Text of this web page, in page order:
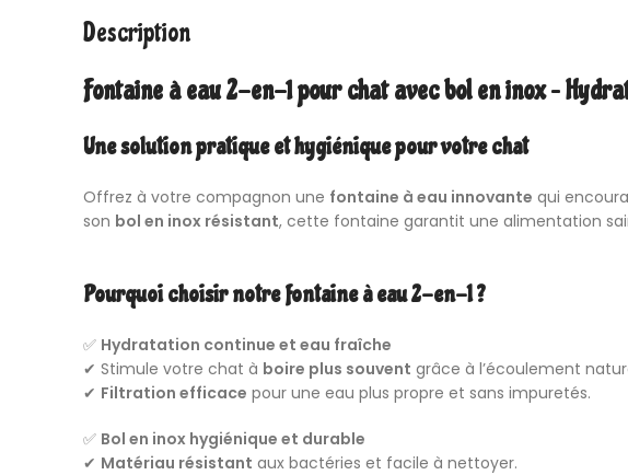
Description
Fontaine à eau2-en-1 pour chat avec bol en inox –
Une solution pratique et hygiénique pour votre chat
Offrez à votre compagnon une fontaine à eau innovante qui
son bol en inox résistant, cette fontaine garantit une alimentation
Pourquoi choisir notre fontaine à eau 2-en-1 ?
✅ Hydratation continue et eau fraîche
✔ Stimule votre chat à boire plus souvent grâce à l’écoulement
✔ Filtration efficace pour une eau plus propre et sans impuretés.
✅ Bol en inox hygiénique et durable
✔ Matériau résistant aux bactéries et facile à nettoyer.